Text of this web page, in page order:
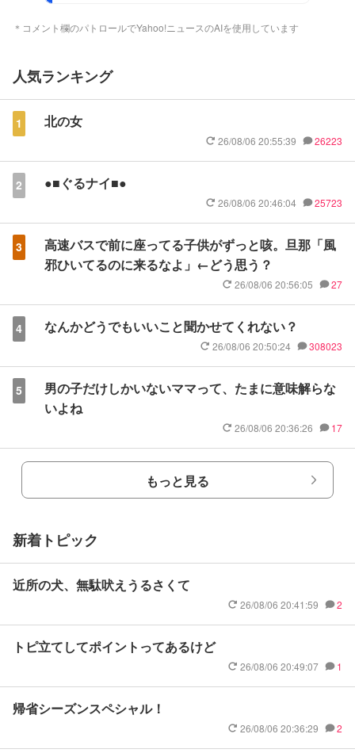
＊コメント欄のパトロールでYahoo!ニュースのAIを使用しています
人気ランキング
1 北の女
26/08/06 20:55:39 26223
2 ●■ぐるナイ■●
26/08/06 20:46:04 25723
3
高速バスで前に座ってる子供がずっと咳。旦那「風
邪ひいてるのに来るなよ」←どう思う？
26/08/06 20:56:05 27
4 なんかどうでもいいこと聞かせてくれない？
26/08/06 20:50:24 308023
5
男の子だけしかいないママって、たまに意味解らな
いよね
26/08/06 20:36:26 17
もっと見る
新着トピック
近所の犬、無駄吠えうるさくて
26/08/06 20:41:59 2
トピ立てしてポイントってあるけど
26/08/06 20:49:07 1
帰省シーズンスペシャル！
26/08/06 20:36:29 2